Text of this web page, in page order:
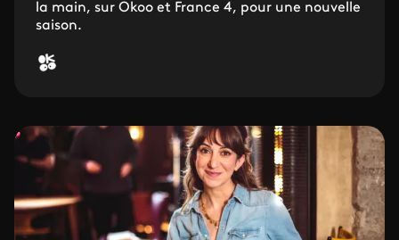
la main, sur Okoo et France 4, pour une nouvelle
saison.